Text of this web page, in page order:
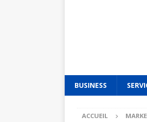
BUSINESS
ACCUEIL